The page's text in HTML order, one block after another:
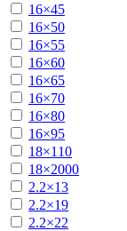
16×45
16×50
16×55
16×60
16×65
16×70
16×80
16×95
18×110
18×2000
2.2×13
2.2×19
2.2×22